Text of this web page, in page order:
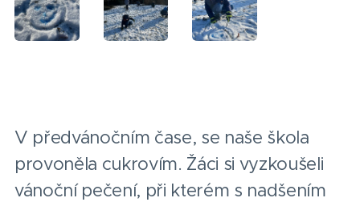
V předvánočním čase, se naše škola
provoněla cukrovím. Žáci si vyzkoušeli
vánoční pečení, při kterém s nadšením